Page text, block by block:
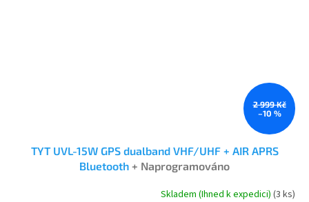
2 999 Kč
–10 %
TYT UVL-15W GPS dualband VHF/UHF + AIR APRS
Bluetooth + Naprogramováno
Skladem (Ihned k expedici)(3 ks)